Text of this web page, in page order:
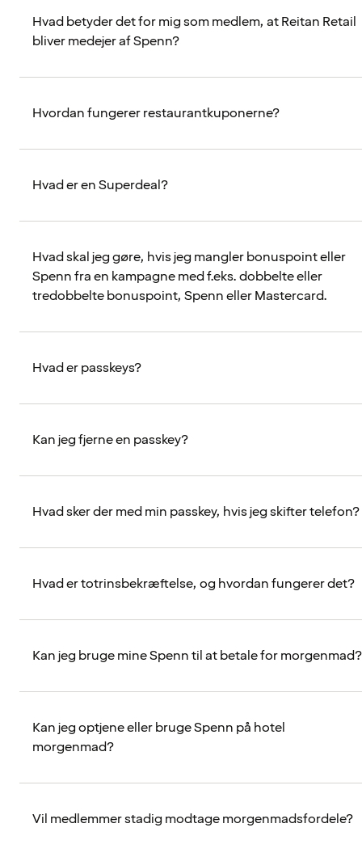
Hvad betyder det for mig som medlem, at Reitan Retail
bliver medejer af Spenn?
Hvordan fungerer restaurantkuponerne?
Hvad er en Superdeal?
Hvad skal jeg gøre, hvis jeg mangler bonuspoint eller
Spenn fra en kampagne med f.eks. dobbelte eller
tredobbelte bonuspoint, Spenn eller Mastercard.
Hvad er passkeys?
Kan jeg fjerne en passkey?
Hvad sker der med min passkey, hvis jeg skifter telefon?
Hvad er totrinsbekræftelse, og hvordan fungerer det?
Kan jeg bruge mine Spenn til at betale for morgenmad?
Kan jeg optjene eller bruge Spenn på hotel
morgenmad?
Vil medlemmer stadig modtage morgenmadsfordele?